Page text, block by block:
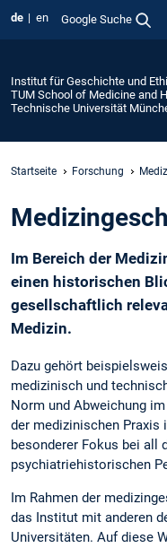
de en Google Suche
Institut für Geschichte und
TUM School of Medicine and
Technische Universität
Startseite Forschung
Im Bereich der
einen historischen
gesellschaftlich
Medizin.
Dazu gehört
medizinisch und
Norm und Abweichung
der medizinischen Praxis
besonderer Fokus bei all
psychiatriehistorischen
Im Rahmen der
das Institut mit anderen
Universitäten. Auf diese